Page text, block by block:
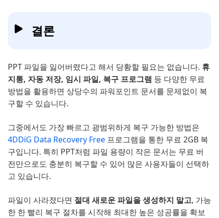
결론
PPT 파일을 잃어버렸다고 해서 당황할 필요는 없습니다. 휴
지통, 자동 저장, 임시 파일, 복구 프로그램 등 다양한 무료
방법을 활용하면 상당수의 파워포인트 문서를 문제없이 복
구할 수 있습니다.
그중에서도 가장 빠르고 광범위하게 복구 가능한 방법은
4DDiG Data Recovery Free 프로그램을 통한 무료 2GB 복
구입니다. 특히 PPT처럼 파일 용량이 작은 문서는 무료 버
전만으로도 충분히 복구할 수 있어 많은 사용자들이 선택하
고 있습니다.
파일이 사라졌다면 절대 새로운 파일을 생성하지 말고, 가능
한 한 빨리 복구 절차를 시작해 최대한 높은 성공률을 확보